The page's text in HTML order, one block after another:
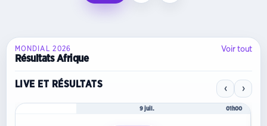
MONDIAL 2026
Résultats Afrique
Voir tout
LIVE ET RÉSULTATS ‹ ›
9 juil. 01h00